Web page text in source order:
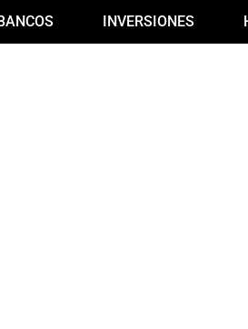
INVERSIONES